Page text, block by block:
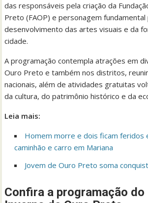
das responsáveis pela criação da
Preto (FAOP) e personagem fundamental
desenvolvimento das artes visuais e da
cidade.
A programação contempla atrações em
Ouro Preto e também nos distritos,
nacionais, além de atividades gratuitas
da cultura, do patrimônio histórico e da
Leia mais:
Homem morre e dois ficam feridos
caminhão e carro em Mariana
Jovem de Ouro Preto soma
Confira a programação